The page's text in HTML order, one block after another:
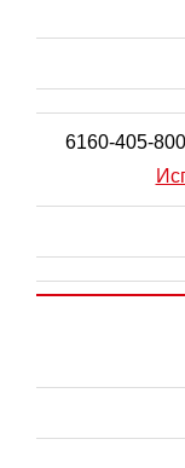
6160-405-